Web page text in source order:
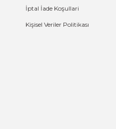
İptal İade Koşullari
Kişisel Veriler Politikası